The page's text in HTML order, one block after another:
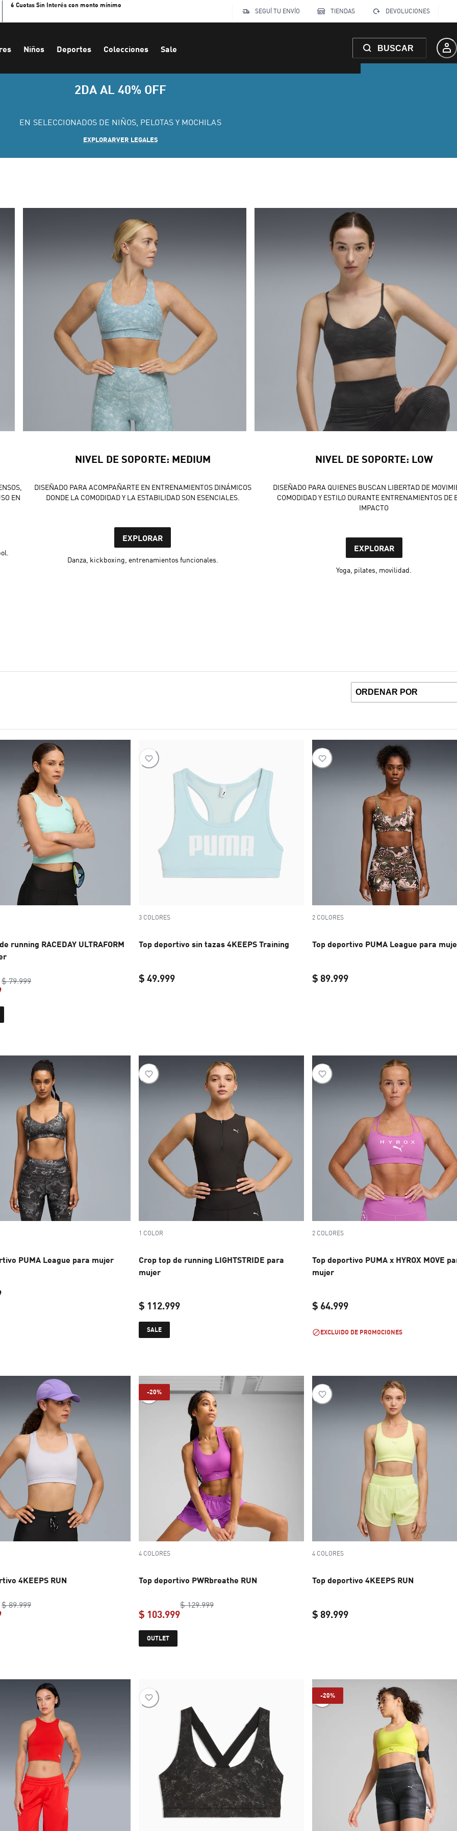
6 Cuotas Sin Interés con monto mínimo
SEGUÍ TU ENVÍO
TIENDAS DEVOLUCIONES
Niños Deportes Colecciones Sale BUSCAR
2DA AL 40% OFF
EN SELECCIONADOS DE NIÑOS, PELOTAS Y MOCHILAS
EXPLORARVER LEGALES
EN
NIVEL DE SOPORTE: MEDIUM
DISEÑADO PARA ACOMPAÑARTE EN ENTRENAMIENTOS DINÁMICOS
DONDE LA COMODIDAD Y LA ESTABILIDAD SON ESENCIALES.
EXPLORAR
Danza, kickboxing, entrenamientos funcionales.
NIVEL DE SOPORTE: LOW
DISEÑADO PARA QUIENES BUSCAN LIBERTAD DE
COMODIDAD Y ESTILO DURANTE ENTRENAMIENTOS DE
IMPACTO
EXPLORAR
Yoga, pilates, movilidad.
running RACEDAY ULTRAFORM
$ 79.999original price $ 79.999
3 COLORES
Top deportivo sin tazas 4KEEPS Training
$ 49.999
2 COLORES
Top deportivo PUMA League para
$ 89.999
PUMA League para mujer
1 COLOR
Crop top de running LIGHTSTRIDE para
mujer
$ 112.999
SALE
2 COLORES
Top deportivo PUMA x HYROX MOVE
mujer
$ 64.999
EXCLUIDO DE PROMOCIONES
4KEEPS RUN
$ 89.999original price $ 89.999
-20%
4 COLORES
Top deportivo PWRbreathe RUN
$ 129.999original price $ 129.999
$ 103.999
OUTLET
4 COLORES
Top deportivo 4KEEPS RUN
$ 89.999
-20%